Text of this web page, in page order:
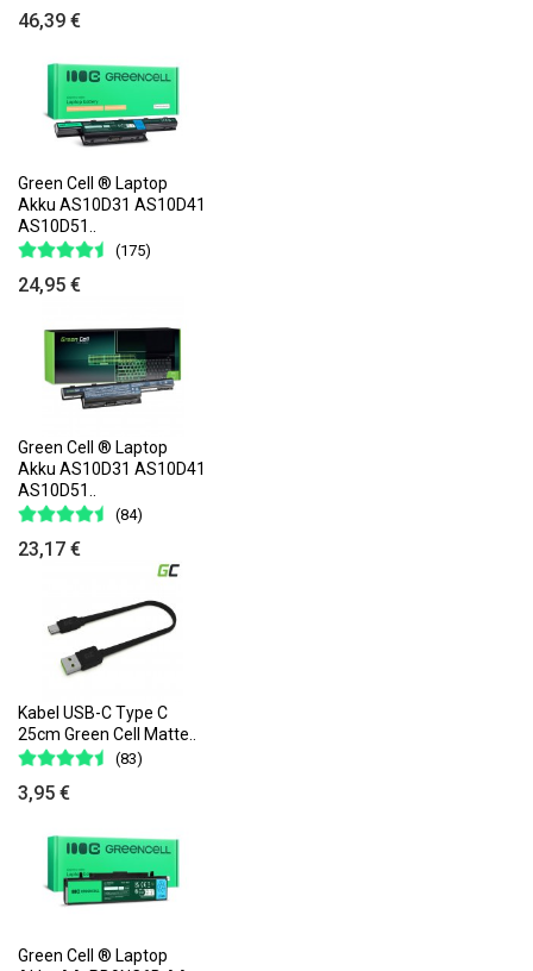
46,39 €
Green Cell ® Laptop
Akku AS10D31 AS10D41
AS10D51..
(175)
24,95 €
Green Cell ® Laptop
Akku AS10D31 AS10D41
AS10D51..
(84)
23,17 €
Kabel USB-C Type C
25cm Green Cell Matte..
(83)
3,95 €
Green Cell ® Laptop